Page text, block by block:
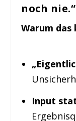
noch nie.“
Warum
Input